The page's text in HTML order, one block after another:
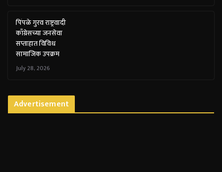
पिंपळे गुरव राष्ट्रवादी
काँग्रेसच्या जनसेवा
सप्ताहात विविध
सामाजिक उपक्रम
July 28, 2026
Advertisement